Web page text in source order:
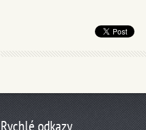
Rychlé odkazy